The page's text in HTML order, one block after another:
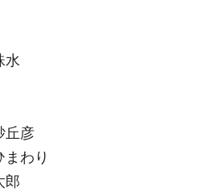
水
丘彦
まわり
郎